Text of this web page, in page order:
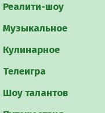
Реалити-шоу
Музыкальное
Кулинарное
Телеигра
Шоу талантов